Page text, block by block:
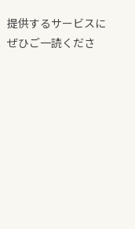
提供するサービスに
ぜひご一読くださ